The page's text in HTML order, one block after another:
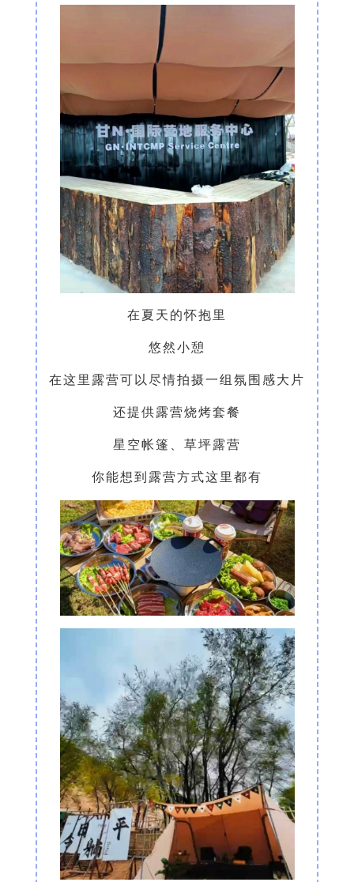
在夏天的怀抱里
悠然小憩
在这里露营可以尽情拍摄一组氛围感大片
还提供露营烧烤套餐
星空帐篷、草坪露营
你能想到露营方式这里都有